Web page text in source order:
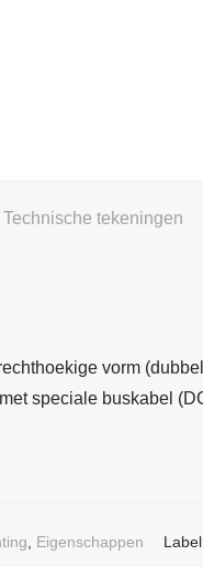
Technische tekeningen
vorm
speciale buskabel
Eigenschappen